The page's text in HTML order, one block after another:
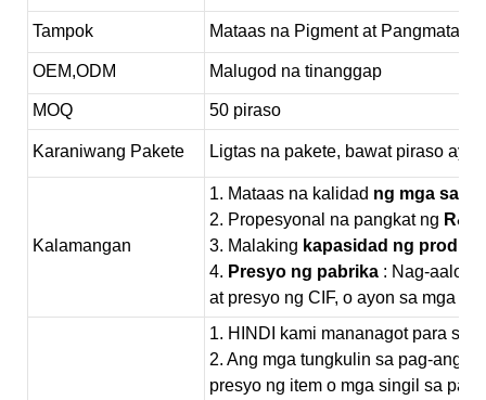
Tampok Mataas na Pigment at
OEM,ODM Malugod na tinanggap
MOQ 50 piraso
Karaniwang Pakete Ligtas na pakete, bawat piraso ay
Kalamangan
1. Mataas na kalidad ng mga
2. Propesyonal na pangkat ng R&D
3. Malaking kapasidad ng
4. Presyo ng pabrika : Nag-aalok
at presyo ng CIF, o ayon sa mga
1. HINDI kami mananagot para sa
2. Ang mga tungkulin sa pag-
presyo ng item o mga singil sa